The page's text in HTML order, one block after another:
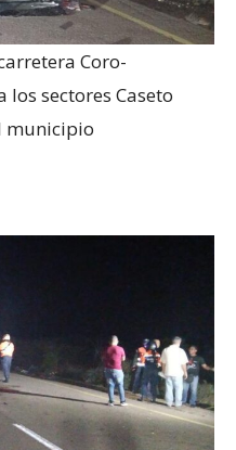
Coro-
los sectores Caseto
municipio